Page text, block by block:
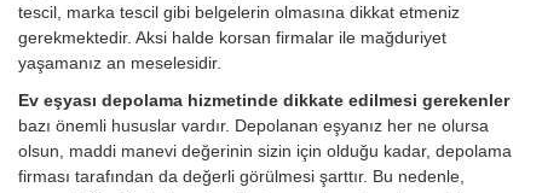
tescil, marka tescil gibi belgelerin olmasına dikkat etmeniz
gerekmektedir. Aksi halde korsan firmalar ile mağduriyet
yaşamanız an meselesidir.
Ev eşyası depolama hizmetinde dikkate edilmesi gerekenler
bazı önemli hususlar vardır. Depolanan eşyanız her ne olursa
olsun, maddi manevi değerinin sizin için olduğu kadar, depolama
firması tarafından da değerli görülmesi şarttır. Bu nedenle,